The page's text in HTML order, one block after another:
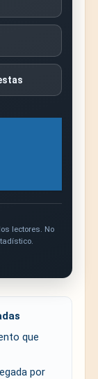
lectores. No
que
por